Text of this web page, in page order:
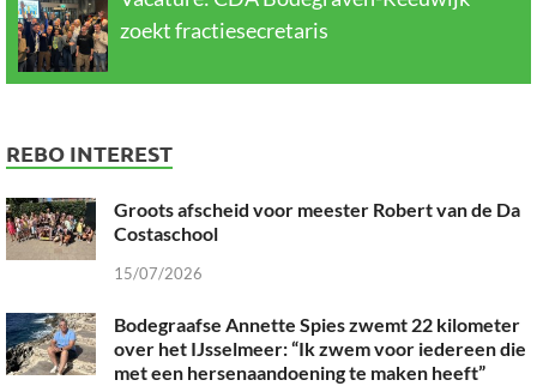
zoekt fractiesecretaris
REBO INTEREST
Groots afscheid voor meester Robert van de Da
Costaschool
15/07/2026
Bodegraafse Annette Spies zwemt 22 kilometer
over het IJsselmeer: “Ik zwem voor iedereen die
met een hersenaandoening te maken heeft”